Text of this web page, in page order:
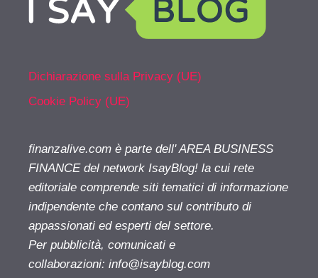
Dichiarazione sulla Privacy (UE)
Cookie Policy (UE)
finanzalive.com è parte dell' AREA BUSINESS
FINANCE del network IsayBlog! la cui rete
editoriale comprende siti tematici di informazione
indipendente che contano sul contributo di
appassionati ed esperti del settore.
Per pubblicità, comunicati e
collaborazioni: info@isayblog.com